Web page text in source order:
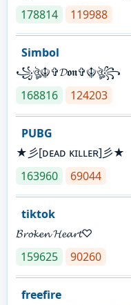
178814
119988
Simbol
꧁ঔৣ☬✞𝓓𝖔𝖓✞☬ঔৣ꧂
168816
124203
PUBG
★彡[ᴅᴇᴀᴅ ᴋɪʟʟᴇʀ]彡★
163960
69044
tiktok
𝓑𝓻𝓸𝓴𝓮𝓷 𝓗𝓮𝓪𝓻𝓽♡
159625
90260
freefire